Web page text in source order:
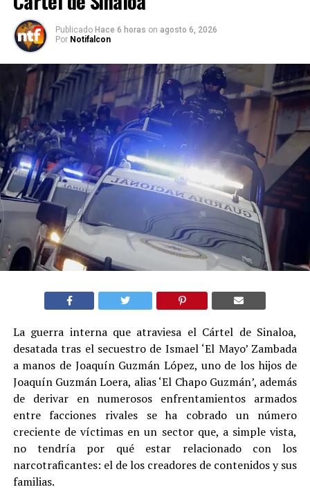
Publicado Hace 6 horas on agosto 6, 2026
Por Notifalcon
La guerra interna que atraviesa el Cártel de Sinaloa,
desatada tras el secuestro de Ismael ‘El Mayo’ Zambada
a manos de Joaquín Guzmán López, uno de los hijos de
Joaquín Guzmán Loera, alias ‘El Chapo Guzmán’, además
de derivar en numerosos enfrentamientos armados
entre facciones rivales se ha cobrado un número
creciente de víctimas en un sector que, a simple vista,
no tendría por qué estar relacionado con los
narcotraficantes: el de los creadores de contenidos y sus
familias.